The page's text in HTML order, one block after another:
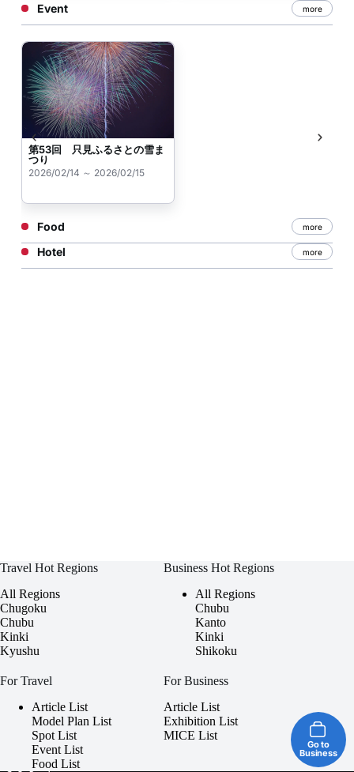
Event more
第53回 只見ふるさとの雪ま
つり
2026/02/14 ～ 2026/02/15
Food more
Hotel more
Go to
Business
Travel Hot Regions
All Regions
Chugoku
Chubu
Kinki
Kyushu
Business Hot Regions
All Regions
Chubu
Kanto
Kinki
Shikoku
For Travel
Article List
Model Plan List
Spot List
Event List
Food List
For Business
Article List
Exhibition List
MICE List